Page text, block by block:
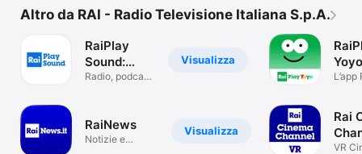
Altro da RAI - Radio Televisione Italiana S.p.A.
Visualizza
RaiPlay
Sound:
radio e
Radio, podcast,
Visualizza
RaiNews
Notizie e
Yoyo
L’app
Rai
VR